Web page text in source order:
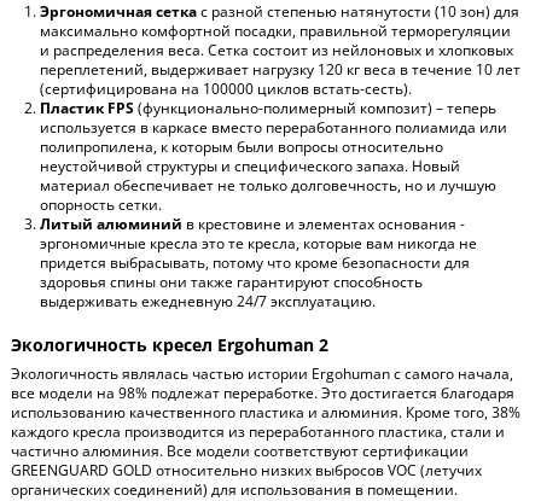
Эргономичная сеткас разной степенью натянутости (10 зон) для
максимально комфортной посадки, правильной терморегуляции
и распределения веса. Сетка состоит из нейлоновых и хлопковых
переплетений, выдерживает нагрузку 120 кг веса в течение 10 лет
(сертифицирована на 100000 циклов встать-сесть).
Пластик FPS(функционально-полимерный композит) – теперь
используется в каркасе вместо переработанного полиамида или
полипропилена, к которым были вопросы относительно
неустойчивой структуры и специфического запаха. Новый
материал обеспечивает не только долговечность, но и лучшую
опорность сетки.
Литый алюминий в крестовине и элементах основания -
эргономичные кресла это те кресла, которые вам никогда не
придется выбрасывать, потому что кроме безопасности для
здоровья спины они также гарантируют способность
выдерживать ежедневную 24/7 эксплуатацию.
Экологичность кресел Ergohuman 2
Экологичность являлась частью истории Ergohuman с самого начала,
все модели на 98% подлежат переработке. Это достигается благодаря
использованию качественного пластика и алюминия. Кроме того, 38%
каждого кресла производится из переработанного пластика, стали и
частично алюминия. Все модели соответствуют сертификации
GREENGUARD GOLD относительно низких выбросов VOC (летучих
органических соединений) для использования в помещении.